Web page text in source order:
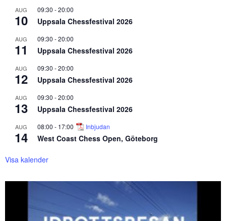
AUG
10
09:30 -20:00
Uppsala Chessfestival 2026
AUG
11
09:30 -20:00
Uppsala Chessfestival 2026
AUG
12
09:30 -20:00
Uppsala Chessfestival 2026
AUG
13
09:30 -20:00
Uppsala Chessfestival 2026
AUG
14
08:00 - 17:00 Inbjudan
West Coast Chess Open, Göteborg
Visa kalender